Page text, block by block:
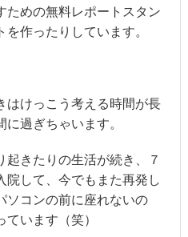
ための無料レポートスタン
を作ったりしています。
はけっこう考える時間が長
過ぎちゃいます。
起きたりの生活が続き、７
院して、今でもまた再発し
ソコンの前に座れないの
います（笑）